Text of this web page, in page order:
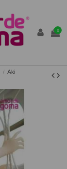
0
Aki